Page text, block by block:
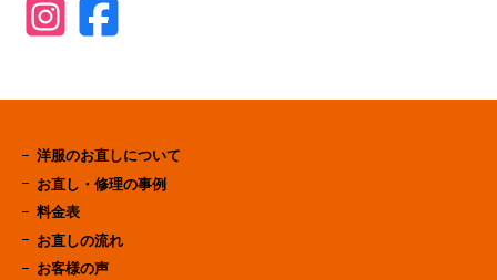
洋服のお直しについて
お直し・修理の事例
料金表
お直しの流れ
お客様の声